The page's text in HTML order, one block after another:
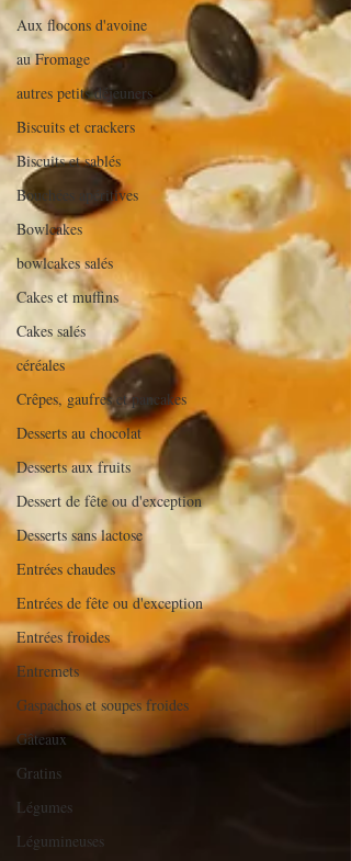
Aux flocons d'avoine
au Fromage
autres petits déjeuners
Biscuits et crackers
Biscuits et sablés
Bouchées apéritives
Bowlcakes
bowlcakes salés
Cakes et muffins
Cakes salés
céréales
Crêpes, gaufres et pancakes
Desserts au chocolat
Desserts aux fruits
Dessert de fête ou d'exception
Desserts sans lactose
Entrées chaudes
Entrées de fête ou d'exception
Entrées froides
Entremets
Gaspachos et soupes froides
Gâteaux
Gratins
Légumes
Légumineuses